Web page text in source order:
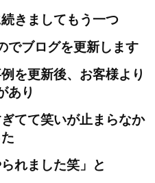
きましてもう一つ
でブログを更新します
を更新後、お客様より
あり
てて笑いが止まらなか
れました笑」と